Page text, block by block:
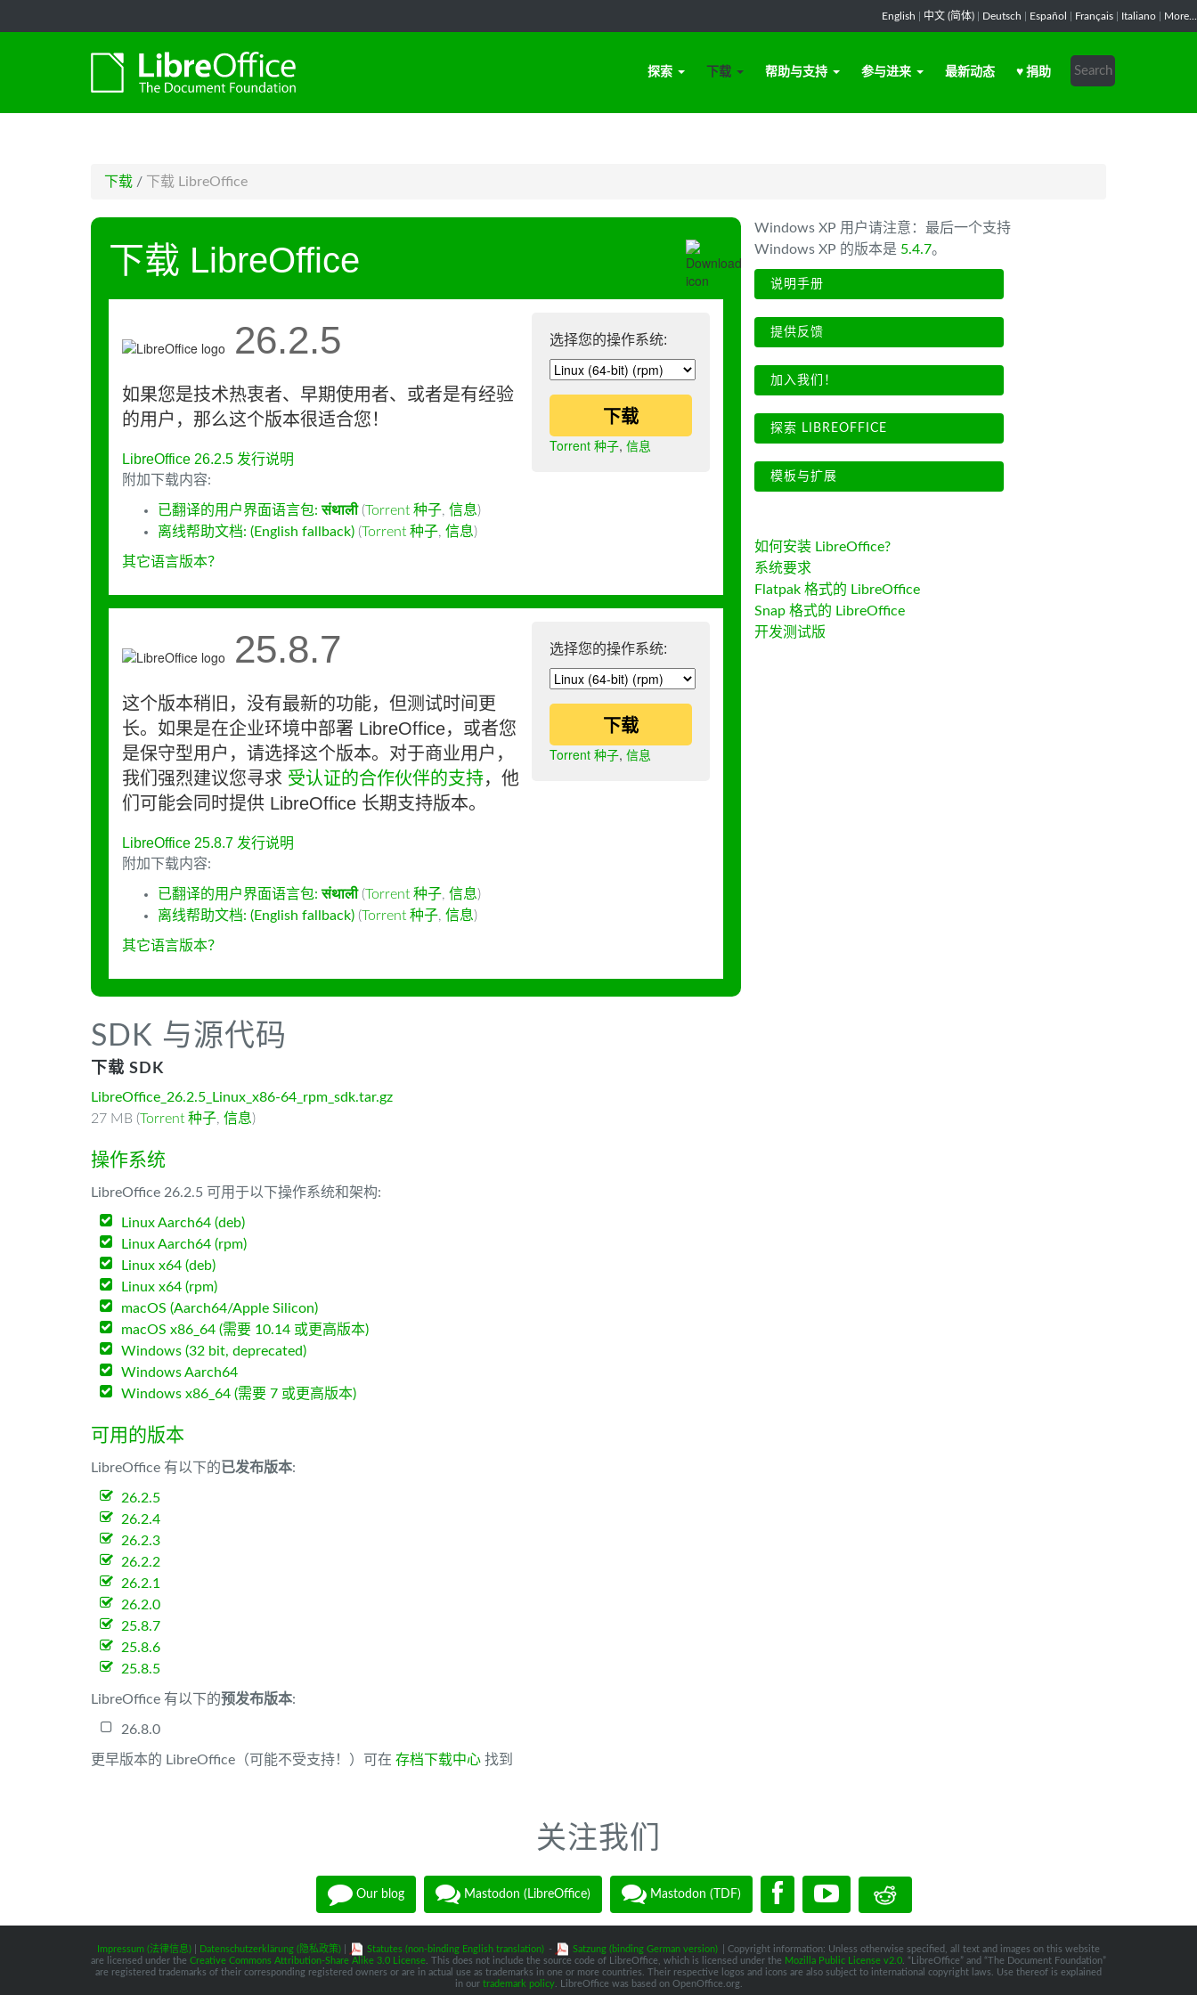
English 中文 (简体) Deutsch Español Français Italiano More...
探索 下载 帮助与支持 参与进来 最新动态 ♥ 捐助
下载 / 下载 LibreOffice
下载 LibreOffice
选择您的操作系统:
下载
Torrent 种子, 信息
26.2.5
如果您是技术热衷者、早期使用者、或者是有经验
的用户，那么这个版本很适合您！
LibreOffice 26.2.5 发行说明
附加下载内容:
已翻译的用户界面语言包:संथाली (Torrent 种子, 信息)
离线帮助文档: (English fallback) (Torrent 种子, 信息)
其它语言版本？
选择您的操作系统:
下载
Torrent 种子, 信息
25.8.7
这个版本稍旧，没有最新的功能，但测试时间更
长。如果是在企业环境中部署 LibreOffice，或者您
是保守型用户，请选择这个版本。对于商业用户，
我们强烈建议您寻求 受认证的合作伙伴的支持，他
们可能会同时提供 LibreOffice 长期支持版本。
LibreOffice 25.8.7 发行说明
附加下载内容:
已翻译的用户界面语言包:संथाली (Torrent 种子, 信息)
离线帮助文档: (English fallback) (Torrent 种子, 信息)
其它语言版本？
SDK 与源代码
下载 SDK
LibreOffice_26.2.5_Linux_x86-64_rpm_sdk.tar.gz
27 MB (Torrent 种子, 信息)
操作系统
LibreOffice 26.2.5 可用于以下操作系统和架构:
Linux Aarch64 (deb)
Linux Aarch64 (rpm)
Linux x64 (deb)
Linux x64 (rpm)
macOS (Aarch64/Apple Silicon)
macOS x86_64 (需要 10.14 或更高版本)
Windows (32 bit, deprecated)
Windows Aarch64
Windows x86_64 (需要 7 或更高版本)
可用的版本
LibreOffice 有以下的已发布版本:
26.2.5
26.2.4
26.2.3
26.2.2
26.2.1
26.2.0
25.8.7
25.8.6
25.8.5
LibreOffice 有以下的预发布版本:
26.8.0
更早版本的 LibreOffice（可能不受支持！）可在 存档下载中心 找到
Windows XP 用户请注意：最后一个支持
Windows XP 的版本是 5.4.7。
说明手册
提供反馈
加入我们！
探索 LIBREOFFICE
模板与扩展
如何安装 LibreOffice?
系统要求
Flatpak 格式的 LibreOffice
Snap 格式的 LibreOffice
开发测试版
关注我们
Our blog Mastodon (LibreOffice) Mastodon (TDF)
Impressum (法律信息) Datenschutzerklärung (隐私政策) Statutes (non-binding English translation) - Satzung (binding German version)
| Copyright information: Unless otherwise specified, all text and images on this website
are licensed under the Creative Commons Attribution-Share Alike 3.0 License . This does not include the source code of LibreOffice, which is licensed under the Mozilla Public License v2.0 . “LibreOffice” and “The Document Foundation”
are registered trademarks of their corresponding registered owners or are in actual use as trademarks in one or more countries. Their respective logos and icons are also subject to international copyright laws. Use thereof is explained
in our trademark policy. LibreOffice was based on OpenOffice.org.